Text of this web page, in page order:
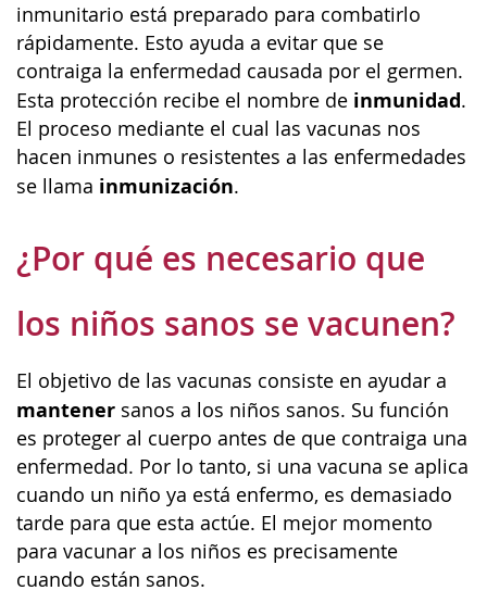
inmunitario está preparado para combatirlo
rápidamente. Esto ayuda a evitar que se
contraiga la enfermedad causada por el germen.
Esta protección recibe el nombre de inmunidad.
El proceso mediante el cual las vacunas nos
hacen inmunes o resistentes a las enfermedades
se llama inmunización.
¿Por qué es necesario que
los niños sanos se vacunen?
El objetivo de las vacunas consiste en ayudar a
mantener sanos a los niños sanos. Su función
es proteger al cuerpo antes de que contraiga una
enfermedad. Por lo tanto, si una vacuna se aplica
cuando un niño ya está enfermo, es demasiado
tarde para que esta actúe. El mejor momento
para vacunar a los niños es precisamente
cuando están sanos.